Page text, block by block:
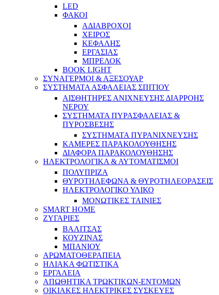
LED
ΦΑΚΟΙ
ΑΔΙΑΒΡΟΧΟΙ
ΧΕΙΡΟΣ
ΚΕΦΑΛΗΣ
ΕΡΓΑΣΙΑΣ
ΜΠΡΕΛΟΚ
BOOK LIGHT
ΣΥΝΑΓΕΡΜΟΙ & ΑΞΕΣΟΥΑΡ
ΣΥΣΤΗΜΑΤΑ ΑΣΦΑΛΕΙΑΣ ΣΠΙΤΙΟΥ
ΑΙΣΘΗΤΗΡΕΣ ΑΝΙΧΝΕΥΣΗΣ ΔΙΑΡΡΟΗΣ
ΝΕΡΟΥ
ΣΥΣΤΗΜΑΤΑ ΠΥΡΑΣΦΑΛΕΙΑΣ &
ΠΥΡΟΣΒΕΣΗΣ
ΣΥΣΤΗΜΑΤΑ ΠΥΡΑΝΙΧΝΕΥΣΗΣ
ΚΑΜΕΡΕΣ ΠΑΡΑΚΟΛΟΥΘΗΣΗΣ
ΔΙΑΦΟΡΑ ΠΑΡΑΚΟΛΟΥΘΗΣΗΣ
ΗΛΕΚΤΡΟΛΟΓΙΚΑ & ΑΥΤΟΜΑΤΙΣΜΟΙ
ΠΟΛΥΠΡΙΖΑ
ΘΥΡΟΤΗΛΕΦΩΝΑ & ΘΥΡΟΤΗΛΕΟΡΑΣΕΙΣ
ΗΛΕΚΤΡΟΛΟΓΙΚΟ ΥΛΙΚΟ
ΜΟΝΩΤΙΚΕΣ ΤΑΙΝΙΕΣ
SMART HOME
ΖΥΓΑΡΙΕΣ
ΒΑΛΙΤΣΑΣ
ΚΟΥΖΙΝΑΣ
ΜΠΑΝΙΟΥ
ΑΡΩΜΑΤΟΘΕΡΑΠΕΙΑ
ΗΛΙΑΚΑ ΦΩΤΙΣΤΙΚΑ
ΕΡΓΑΛΕΙΑ
ΑΠΩΘΗΤΙΚΑ ΤΡΩΚΤΙΚΩΝ-ΕΝΤΟΜΩΝ
ΟΙΚΙΑΚΕΣ ΗΛΕΚΤΡΙΚΕΣ ΣΥΣΚΕΥΕΣ